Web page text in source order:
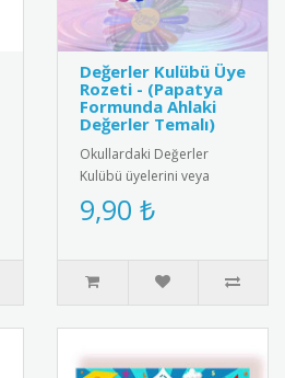
Değerler Kulübü Üye
Rozeti - (Papatya
Formunda Ahlaki
Değerler Temalı)
Okullardaki Değerler
Kulübü üyelerini veya
değerler eğitiminde
başarılı olan öğrencileri
9,90 ₺